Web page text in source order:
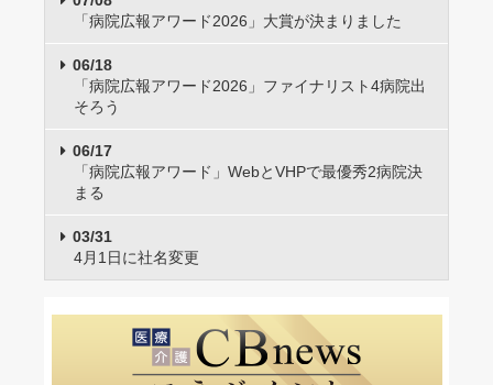
「病院広報アワード2026」大賞が決まりました
06/18
「病院広報アワード2026」ファイナリスト4病院出
そろう
06/17
「病院広報アワード」WebとVHPで最優秀2病院決
まる
03/31
4月1日に社名変更